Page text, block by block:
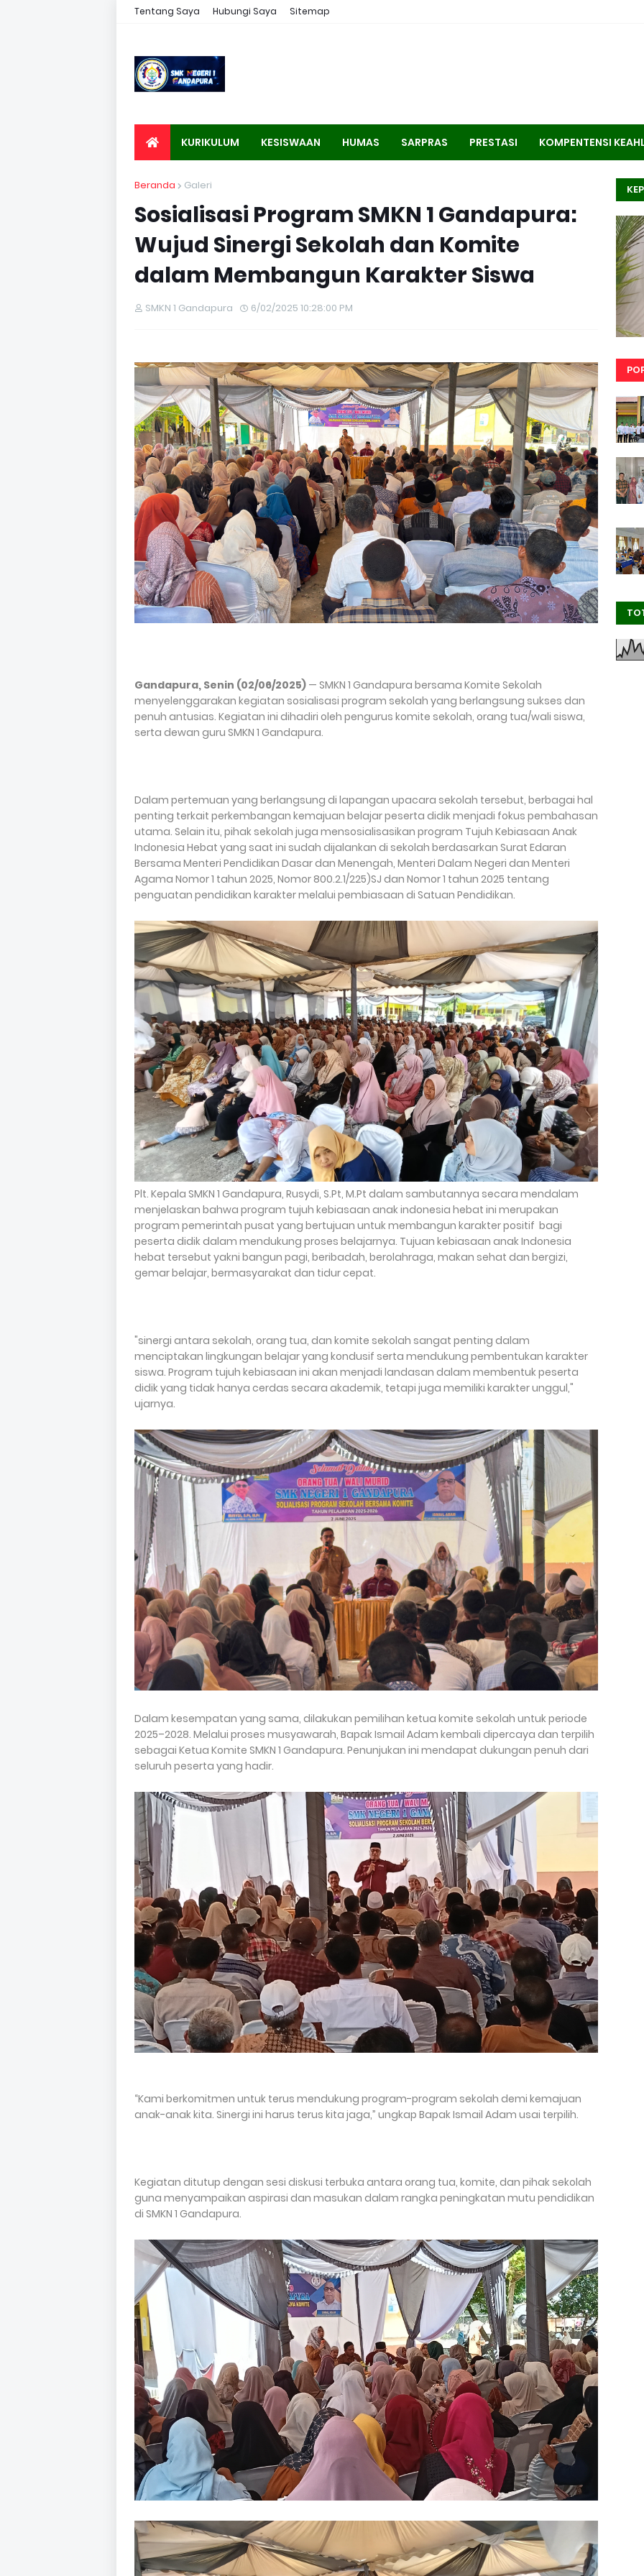
Tentang Saya Hubungi Saya Sitemap
KURIKULUM KESISWAAN HUMAS SARPRAS PRESTASI KOMPENTENSI
Beranda Galeri
Sosialisasi Program SMKN 1 Gandapura:
Wujud Sinergi Sekolah dan Komite
dalam Membangun Karakter Siswa
SMKN 1 Gandapura 6/02/2025 10:28:00 PM
Gandapura, Senin (02/06/2025) — SMKN 1 Gandapura bersama Komite Sekolah
menyelenggarakan kegiatan sosialisasi program sekolah yang berlangsung sukses dan
penuh antusias. Kegiatan ini dihadiri oleh pengurus komite sekolah, orang tua/wali siswa,
serta dewan guru SMKN 1 Gandapura.
Dalam pertemuan yang berlangsung di lapangan upacara sekolah tersebut, berbagai hal
penting terkait perkembangan kemajuan belajar peserta didik menjadi fokus pembahasan
utama. Selain itu, pihak sekolah juga mensosialisasikan program Tujuh Kebiasaan Anak
Indonesia Hebat yang saat ini sudah dijalankan di sekolah berdasarkan Surat Edaran
Bersama Menteri Pendidikan Dasar dan Menengah, Menteri Dalam Negeri dan Menteri
Agama Nomor 1 tahun 2025, Nomor 800.2.1/225)SJ dan Nomor 1 tahun 2025 tentang
penguatan pendidikan karakter melalui pembiasaan di Satuan Pendidikan.
Plt. Kepala SMKN 1 Gandapura, Rusydi, S.Pt, M.Pt dalam sambutannya secara mendalam
menjelaskan bahwa program tujuh kebiasaan anak indonesia hebat ini merupakan
program pemerintah pusat yang bertujuan untuk membangun karakter positif bagi
peserta didik dalam mendukung proses belajarnya. Tujuan kebiasaan anak Indonesia
hebat tersebut yakni bangun pagi, beribadah, berolahraga, makan sehat dan bergizi,
gemar belajar, bermasyarakat dan tidur cepat.
"sinergi antara sekolah, orang tua, dan komite sekolah sangat penting dalam
menciptakan lingkungan belajar yang kondusif serta mendukung pembentukan karakter
siswa. Program tujuh kebiasaan ini akan menjadi landasan dalam membentuk peserta
didik yang tidak hanya cerdas secara akademik, tetapi juga memiliki karakter unggul,"
ujarnya.
Dalam kesempatan yang sama, dilakukan pemilihan ketua komite sekolah untuk periode
2025–2028. Melalui proses musyawarah, Bapak Ismail Adam kembali dipercaya dan terpilih
sebagai Ketua Komite SMKN 1 Gandapura. Penunjukan ini mendapat dukungan penuh dari
seluruh peserta yang hadir.
“Kami berkomitmen untuk terus mendukung program-program sekolah demi kemajuan
anak-anak kita. Sinergi ini harus terus kita jaga,” ungkap Bapak Ismail Adam usai terpilih.
Kegiatan ditutup dengan sesi diskusi terbuka antara orang tua, komite, dan pihak sekolah
guna menyampaikan aspirasi dan masukan dalam rangka peningkatan mutu pendidikan
di SMKN 1 Gandapura.